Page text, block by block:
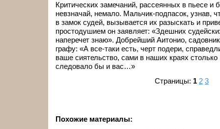
Критических замечаний, рассеянных в пьесе и
невзначай, немало. Мальчик-подпасок, узнав,
в замок судей, вызывается их разыскать и
простодушием он заявляет: «Здешних
наперечет знаю». Добрейший Аитонио,
графу: «А все-таки есть, черт подери,
ваше сиятельство, сами в наших краях столько
следовало бы и вас…»
Страницы: 1 2 3
Похожие материалы: